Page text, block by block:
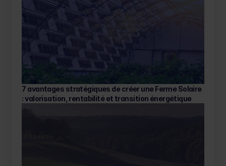
7 avantages stratégiques de créer une Ferme Solaire
: valorisation, rentabilité et transition énergétique